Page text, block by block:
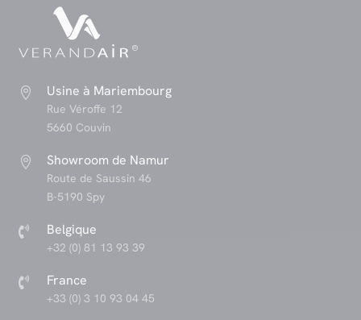
 Usine à Mariembourg
Rue Véroffe 12
5660 Couvin
 Showroom de Namur
Route de Saussin 46
B-5190 Spy
 Belgique
+32 (0) 81 13 93 39
 France
+33 (0) 3 10 93 04 45